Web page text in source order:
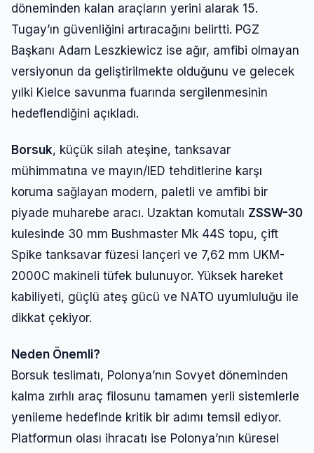
döneminden kalan araçların yerini alarak 15.
Tugay’ın güvenliğini artıracağını belirtti. PGZ
Başkanı Adam Leszkiewicz ise ağır, amfibi olmayan
versiyonun da geliştirilmekte olduğunu ve gelecek
yılki Kielce savunma fuarında sergilenmesinin
hedeflendiğini açıkladı.
Borsuk, küçük silah ateşine, tanksavar
mühimmatına ve mayın/IED tehditlerine karşı
koruma sağlayan modern, paletli ve amfibi bir
piyade muharebe aracı. Uzaktan komutalı ZSSW-30
kulesinde 30 mm Bushmaster Mk 44S topu, çift
Spike tanksavar füzesi lançeri ve 7,62 mm UKM-
2000C makineli tüfek bulunuyor. Yüksek hareket
kabiliyeti, güçlü ateş gücü ve NATO uyumluluğu ile
dikkat çekiyor.
Neden Önemli?
Borsuk teslimatı, Polonya’nın Sovyet döneminden
kalma zırhlı araç filosunu tamamen yerli sistemlerle
yenileme hedefinde kritik bir adımı temsil ediyor.
Platformun olası ihracatı ise Polonya’nın küresel